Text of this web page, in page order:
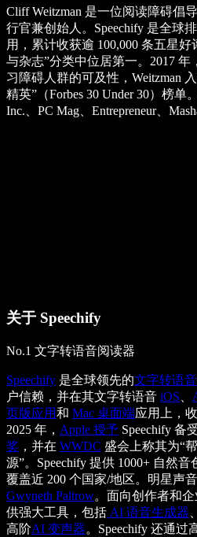
Cliff Weitzman 是一位阅读障碍倡
行官兼创始人。Speechify 是全球
用，累计收获逾 100,000 条五星好
与杂志”分类中位居第一。2017
习障碍人群的可及性，Weitzman
精英”（Forbes 30 Under 30）榜单
Inc.、PC Mag、Entrepreneur、
关于 Speechify
No.1 文字转语音阅读器
Speechify 是全球领先的文字转语音
户信赖，并在其文字转语音 iOS
页版应用和 Mac 桌面端应用上，
2025 年， Apple 授予 Speechify 备
奖 ，并在 WWDC 盛会上称其为“
源”。Speechify 提供 1000+ 自然
覆盖近 200 个国家/地区。明星声
Gwyneth Paltrow。面向创作者和企
供强大工具，包括 AI 语音生成器
高阶AI 变声器。Speechify 还通过